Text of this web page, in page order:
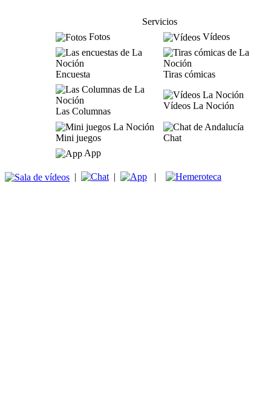
Servicios
Fotos
Vídeos
Encuesta Tiras cómicas
Las Columnas
Vídeos La Noción
Mini juegos
Chat
App
| | |